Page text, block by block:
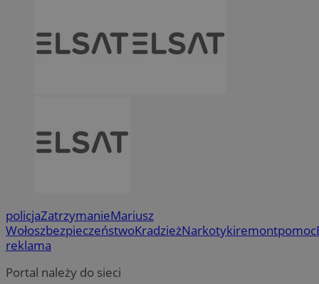
policjaZatrzymanieMariusz
WołoszbezpieczeństwoKradzieżNarkotykiremontpomoc
reklama
Portal należy do sieci